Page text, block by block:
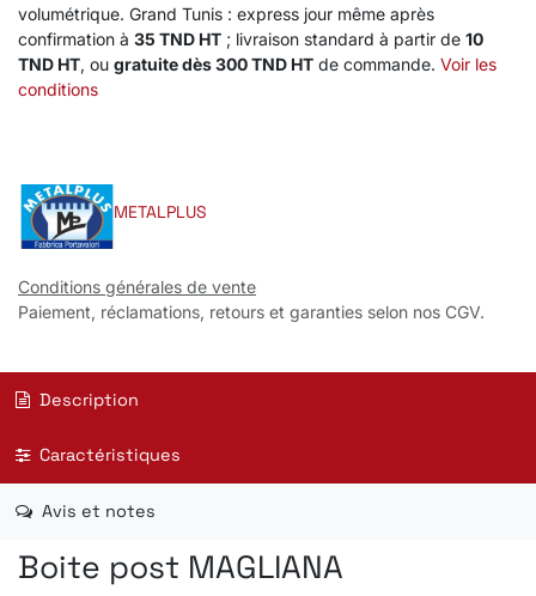
volumétrique. Grand Tunis : express jour même après
confirmation à 35 TND HT ; livraison standard à partir de 10
TND HT, ou gratuite dès 300 TND HT de commande. Voir les
conditions
METALPLUS
Conditions générales de vente
Paiement, réclamations, retours et garanties selon nos CGV.
Description
Caractéristiques
Avis et notes
Boite post MAGLIANA